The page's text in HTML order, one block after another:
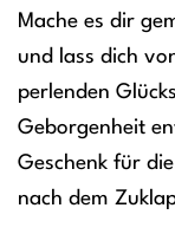
Mache es dir
und lass dich
perlenden
Geborgenheit
Geschenk für
nach dem